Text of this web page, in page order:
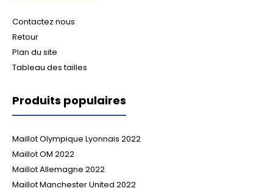
Contactez nous
Retour
Plan du site
Tableau des tailles
Produits populaires
Maillot Olympique Lyonnais 2022
Maillot OM 2022
Maillot Allemagne 2022
Maillot Manchester United 2022